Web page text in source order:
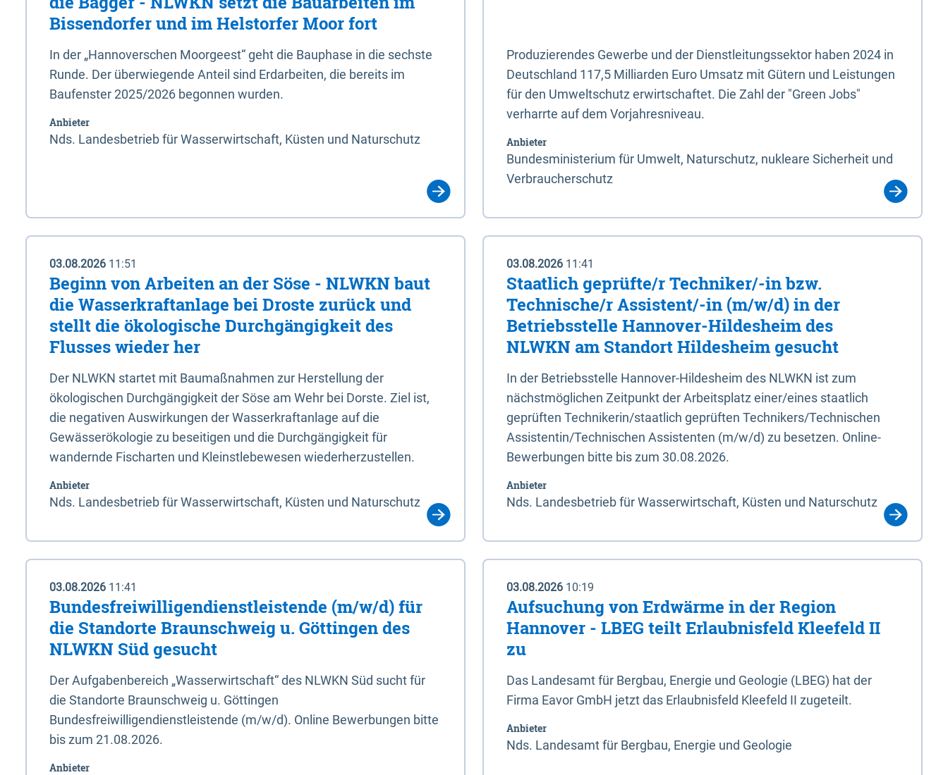
Bissendorfer und im Helstorfer Moor fort
In der „Hannoverschen Moorgeest“ geht die Bauphase in die sechste
Runde. Der überwiegende Anteil sind Erdarbeiten, die bereits im
Baufenster 2025/2026 begonnen wurden.
Anbieter
Nds. Landesbetrieb für Wasserwirtschaft, Küsten und Naturschutz
Produzierendes Gewerbe und der Dienstleitungssektor haben 2024 in
Deutschland 117,5 Milliarden Euro Umsatz mit Gütern und Leistungen
für den Umweltschutz erwirtschaftet. Die Zahl der "Green Jobs"
verharrte auf dem Vorjahresniveau.
Anbieter
Bundesministerium für Umwelt, Naturschutz, nukleare Sicherheit und
Verbraucherschutz
03.08.2026 11:51
Beginn von Arbeiten an der Söse - NLWKN baut
die Wasserkraftanlage bei Droste zurück und
stellt die ökologische Durchgängigkeit des
Flusses wieder her
Der NLWKN startet mit Baumaßnahmen zur Herstellung der
ökologischen Durchgängigkeit der Söse am Wehr bei Dorste. Ziel ist,
die negativen Auswirkungen der Wasserkraftanlage auf die
Gewässerökologie zu beseitigen und die Durchgängigkeit für
wandernde Fischarten und Kleinstlebewesen wiederherzustellen.
Anbieter
Nds. Landesbetrieb für Wasserwirtschaft, Küsten und Naturschutz
03.08.2026 11:41
Staatlich geprüfte/r Techniker/-in bzw.
Technische/r Assistent/-in (m/w/d) in der
Betriebsstelle Hannover-Hildesheim des
NLWKN am Standort Hildesheim gesucht
In der Betriebsstelle Hannover-Hildesheim des NLWKN ist zum
nächstmöglichen Zeitpunkt der Arbeitsplatz einer/eines staatlich
geprüften Technikerin/staatlich geprüften Technikers/Technischen
Assistentin/Technischen Assistenten (m/w/d) zu besetzen. Online-
Bewerbungen bitte bis zum 30.08.2026.
Anbieter
Nds. Landesbetrieb für Wasserwirtschaft, Küsten und Naturschutz
03.08.2026 11:41
Bundesfreiwilligendienstleistende (m/w/d) für
die Standorte Braunschweig u. Göttingen des
NLWKN Süd gesucht
Der Aufgabenbereich „Wasserwirtschaft“ des NLWKN Süd sucht für
die Standorte Braunschweig u. Göttingen
Bundesfreiwilligendienstleistende (m/w/d). Online Bewerbungen bitte
bis zum 21.08.2026.
Anbieter
03.08.2026 10:19
Aufsuchung von Erdwärme in der Region
Hannover - LBEG teilt Erlaubnisfeld Kleefeld II
zu
Das Landesamt für Bergbau, Energie und Geologie (LBEG) hat der
Firma Eavor GmbH jetzt das Erlaubnisfeld Kleefeld II zugeteilt.
Anbieter
Nds. Landesamt für Bergbau, Energie und Geologie